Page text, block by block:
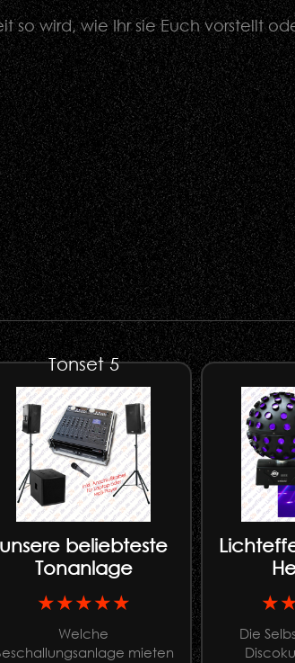
so wird, wie Ihr sie Euch vorstellt
Tonset 5
unsere beliebteste
Tonanlage
★★★★★
Welche
mieten
Die